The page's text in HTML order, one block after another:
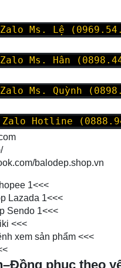
Ms. Lệ
Ms. Hân
Ms. Quỳnh
Hotline
balodep.shop.vn
1<<<
Lazada 1<<<
Sendo 1<<<
<<<
xem sản phẩm <<<
phục theo